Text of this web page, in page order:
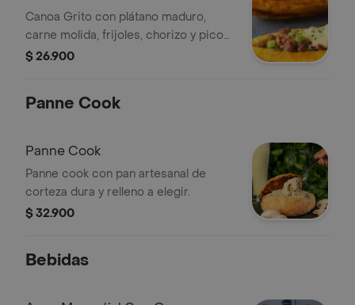
Canoa Grito con plátano maduro,
carne molida, frijoles, chorizo y pico
de gallo.
$ 26.900
Panne Cook
Panne Cook
Panne cook con pan artesanal de
corteza dura y relleno a elegir.
$ 32.900
Bebidas